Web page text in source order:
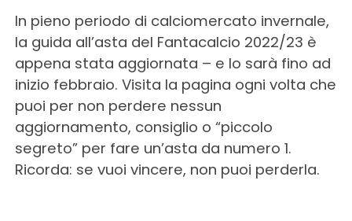
In pieno periodo di calciomercato invernale,
la guida all’asta del Fantacalcio 2022/23 è
appena stata aggiornata – e lo sarà fino ad
inizio febbraio. Visita la pagina ogni volta che
puoi per non perdere nessun
aggiornamento, consiglio o “piccolo
segreto” per fare un’asta da numero 1.
Ricorda: se vuoi vincere, non puoi perderla.